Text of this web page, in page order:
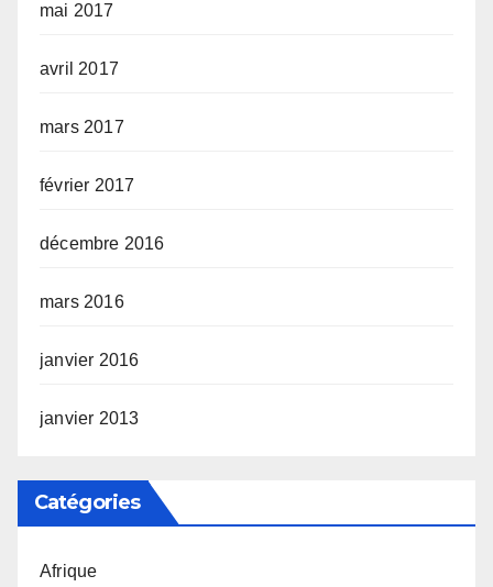
mai 2017
avril 2017
mars 2017
février 2017
décembre 2016
mars 2016
janvier 2016
janvier 2013
Catégories
Afrique